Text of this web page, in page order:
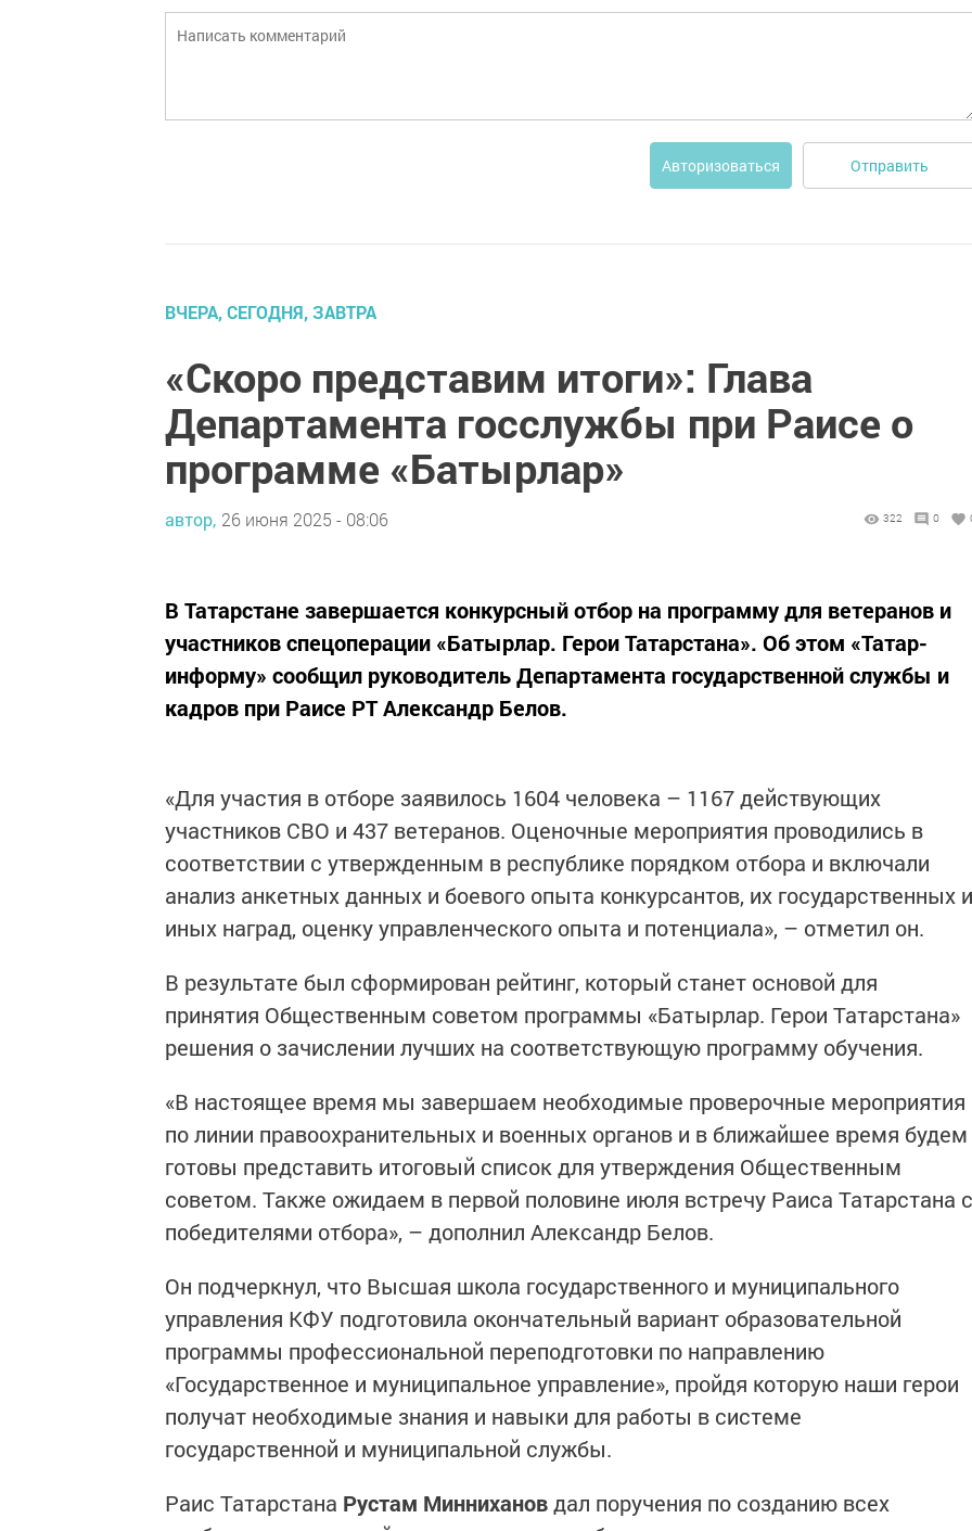
Авторизоваться Отправить
ВЧЕРА, СЕГОДНЯ, ЗАВТРА
«Скоро представим итоги»: Глава
Департамента госслужбы при Раисе о
программе «Батырлар»
автор, 26 июня 2025 - 08:06 322 0
В Татарстане завершается конкурсный отбор на программу для ветеранов и
участников спецоперации «Батырлар. Герои Татарстана». Об этом «Татар-
информу» сообщил руководитель Департамента государственной службы и
кадров при Раисе РТ Александр Белов.
«Для участия в отборе заявилось 1604 человека – 1167 действующих
участников СВО и 437 ветеранов. Оценочные мероприятия проводились в
соответствии с утвержденным в республике порядком отбора и включали
анализ анкетных данных и боевого опыта конкурсантов, их государственных и
иных наград, оценку управленческого опыта и потенциала», – отметил он.
В результате был сформирован рейтинг, который станет основой для
принятия Общественным советом программы «Батырлар. Герои Татарстана»
решения о зачислении лучших на соответствующую программу обучения.
«В настоящее время мы завершаем необходимые проверочные мероприятия
по линии правоохранительных и военных органов и в ближайшее время будем
готовы представить итоговый список для утверждения Общественным
советом. Также ожидаем в первой половине июля встречу Раиса Татарстана с
победителями отбора», – дополнил Александр Белов.
Он подчеркнул, что Высшая школа государственного и муниципального
управления КФУ подготовила окончательный вариант образовательной
программы профессиональной переподготовки по направлению
«Государственное и муниципальное управление», пройдя которую наши герои
получат необходимые знания и навыки для работы в системе
государственной и муниципальной службы.
Раис Татарстана Рустам Миннихановдал поручения по созданию всех